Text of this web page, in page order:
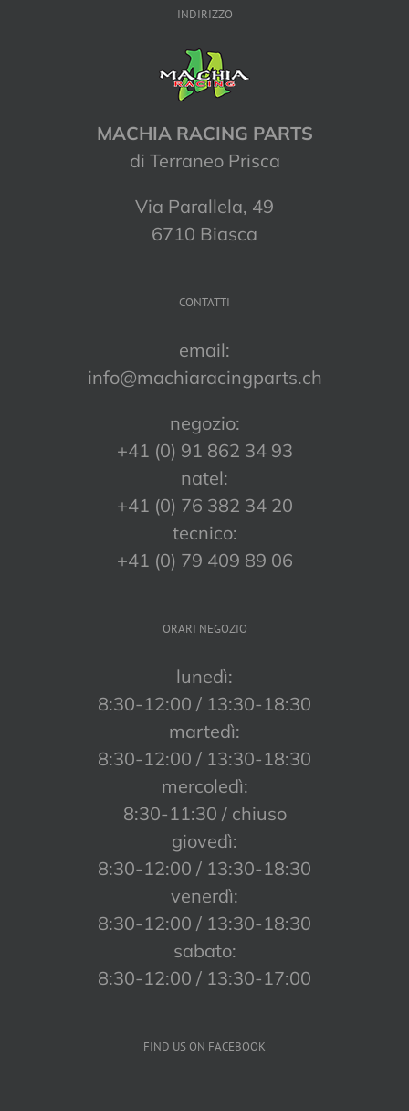
INDIRIZZO
MACHIA RACING PARTS
di Terraneo Prisca
Via Parallela, 49
6710 Biasca
CONTATTI
email:
info@machiaracingparts.ch
negozio:
+41 (0) 91 862 34 93
natel:
+41 (0) 76 382 34 20
tecnico:
+41 (0) 79 409 89 06
ORARI NEGOZIO
lunedì:
8:30-12:00 / 13:30-18:30
martedì:
8:30-12:00 / 13:30-18:30
mercoledì:
8:30-11:30 / chiuso
giovedì:
8:30-12:00 / 13:30-18:30
venerdì:
8:30-12:00 / 13:30-18:30
sabato:
8:30-12:00 / 13:30-17:00
FIND US ON FACEBOOK